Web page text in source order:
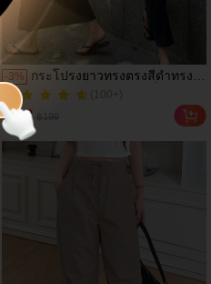
-3%
กระโปรงยาวทรงตรงสีดำทรง
สลิมฟิต, กระโปรงแฟชั่นผู้หญิง
โพลีเอสเตอร์แบบสบายๆสำหรับ
งานปาร์ตี้, อเนกประสงค์และน่า
รัก, เหมาะสำหรับสวมใส่ประจำ
วัน, วันหยุดฤดูร้อน. เหมาะ
และวันหยุดฤดูร้อน, ยุค 90
(100+)
600+ ขายแล้ว
600+ ขายแล้ว
฿ 193 ฿199